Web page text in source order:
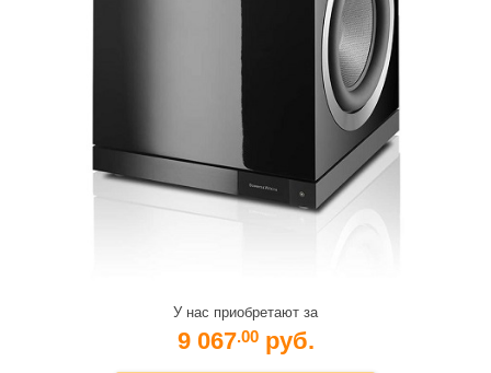
У нас приобретают за
9 067.00 руб.